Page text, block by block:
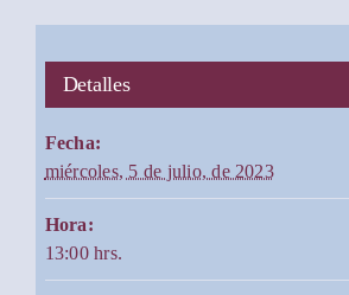
Detalles
Fecha:
miércoles, 5 de julio, de 2023
Hora:
13:00 hrs.